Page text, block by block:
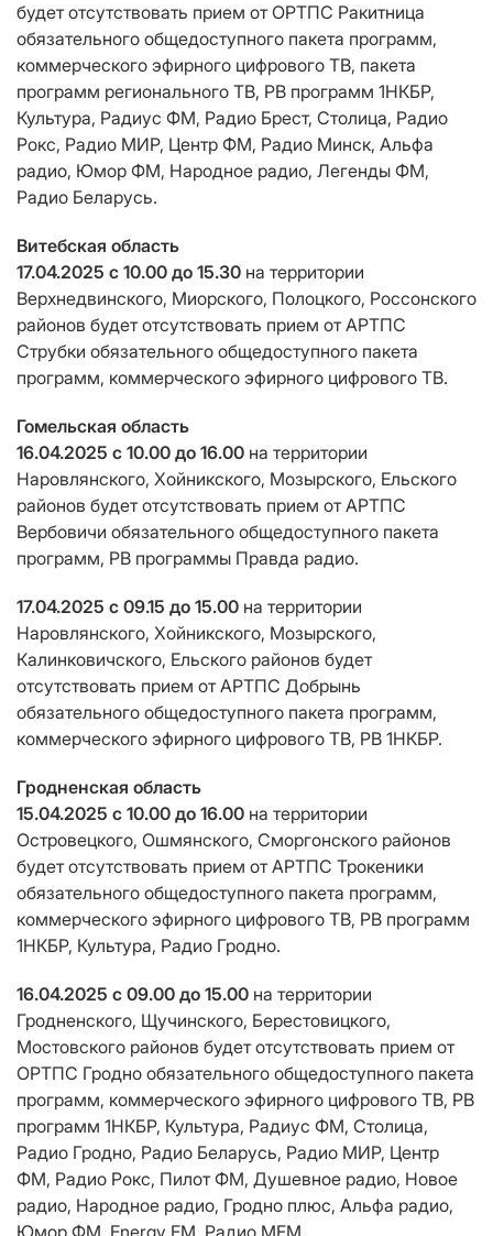
будет отсутствовать прием от ОРТПС Ракитница
обязательного общедоступного пакета программ,
коммерческого эфирного цифрового ТВ, пакета
программ регионального ТВ, РВ программ 1НКБР,
Культура, Радиус ФМ, Радио Брест, Столица, Радио
Рокс, Радио МИР, Центр ФМ, Радио Минск, Альфа
радио, Юмор ФМ, Народное радио, Легенды ФМ,
Радио Беларусь.
Витебская область
17.04.2025 c 10.00 до 15.30 на территории
Верхнедвинского, Миорского, Полоцкого, Россонского
районов будет отсутствовать прием от АРТПС
Струбки обязательного общедоступного пакета
программ, коммерческого эфирного цифрового ТВ.
Гомельская область
16.04.2025 с 10.00 до 16.00 на территории
Наровлянского, Хойникского, Мозырского, Ельского
районов будет отсутствовать прием от АРТПС
Вербовичи обязательного общедоступного пакета
программ, РВ программы Правда радио.
17.04.2025 с 09.15 до 15.00 на территории
Наровлянского, Хойникского, Мозырского,
Калинковичского, Ельского районов будет
отсутствовать прием от АРТПС Добрынь
обязательного общедоступного пакета программ,
коммерческого эфирного цифрового ТВ, РВ 1НКБР.
Гродненская область
15.04.2025 с 10.00 до 16.00 на территории
Островецкого, Ошмянского, Сморгонского районов
будет отсутствовать прием от АРТПС Трокеники
обязательного общедоступного пакета программ,
коммерческого эфирного цифрового ТВ, РВ программ
1НКБР, Культура, Радио Гродно.
16.04.2025 с 09.00 до 15.00 на территории
Гродненского, Щучинского, Берестовицкого,
Мостовского районов будет отсутствовать прием от
ОРТПС Гродно обязательного общедоступного пакета
программ, коммерческого эфирного цифрового ТВ, РВ
программ 1НКБР, Культура, Радиус ФМ, Столица,
Радио Гродно, Радио Беларусь, Радио МИР, Центр
ФМ, Радио Рокс, Пилот ФМ, Душевное радио, Новое
радио, Народное радио, Гродно плюс, Альфа радио,